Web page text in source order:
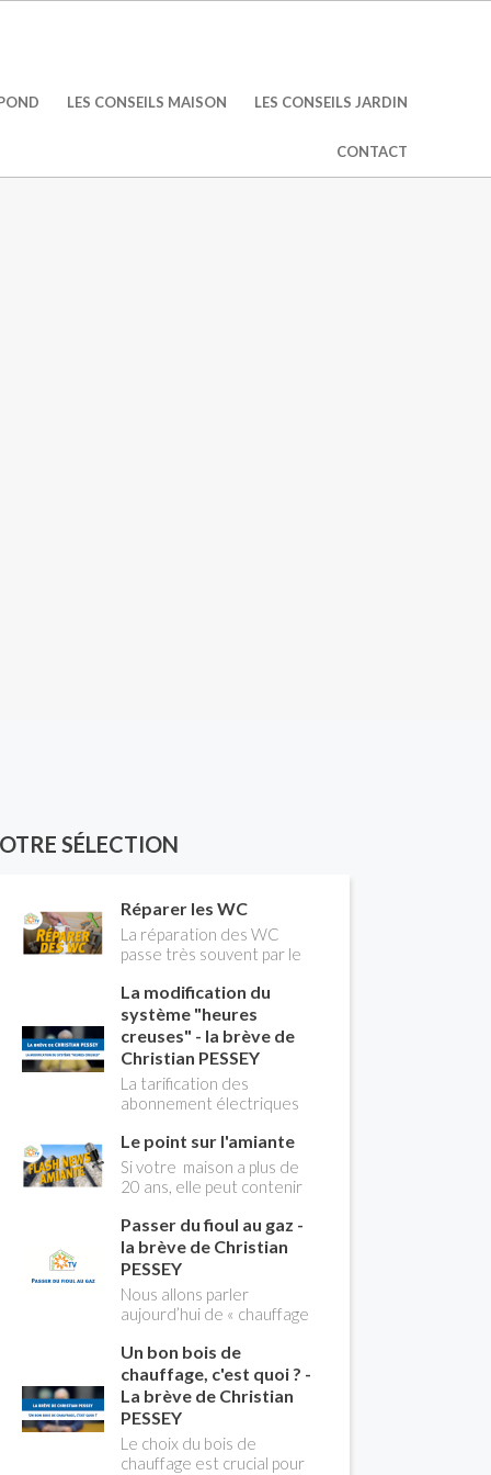
LES CONSEILS MAISON LES CONSEILS JARDIN
CONTACT
SÉLECTION
Réparer les WC
La réparation des WC
passe très souvent par le
flotteur. Tuto pour tout
vous expliquer
La modification du
système "heures
creuses" - la brève de
Christian PESSEY
La tarification des
abonnement électriques
longtemps deux
possibilités : heures
pleines, heures creuses.
Aujourd'hui Christian
PESSEY vous explique tout
ce qu'il faut savoir sur la
nouvelle modification du
système "heures creuses"
qui concerne près de 15
millions de Français !
Le point sur l'amiante
Si votre maison a plus de
20 ans, elle peut contenir
contenant de l'amiante) !
Pas de panique, on fait le
point dans notre flash
news n°3 spéciale
Amiante et ses dangers
avec Christian Pessey
Passer du fioul au gaz -
la brève de Christian
PESSEY
Nous allons parler
aujourd’hui de « chauffage
du changement d’énergie.
Nous allons aborder
l’abandon du fioul au profit
du gaz.
Un bon bois de
chauffage, c'est quoi ? -
La brève de Christian
PESSEY
Le choix du bois de
chauffage est crucial pour